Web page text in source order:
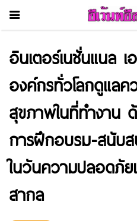
อินเตอร์เนชั่นแนล เ
องค์กรทั่วโลกดูแลค
สุขภาพในที่ทำงาน
การฝึกอบรม-สนับ
ในวันความปลอดภั
สากล